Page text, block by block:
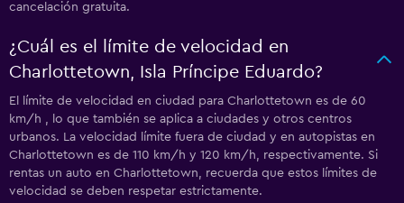
cancelación gratuita.
¿Cuál es el límite de velocidad en
Charlottetown, Isla Príncipe Eduardo?
El límite de velocidad en ciudad para Charlottetown es de 60
km/h , lo que también se aplica a ciudades y otros centros
urbanos. La velocidad límite fuera de ciudad y en autopistas en
Charlottetown es de 110 km/h y 120 km/h, respectivamente. Si
rentas un auto en Charlottetown, recuerda que estos límites de
velocidad se deben respetar estrictamente.